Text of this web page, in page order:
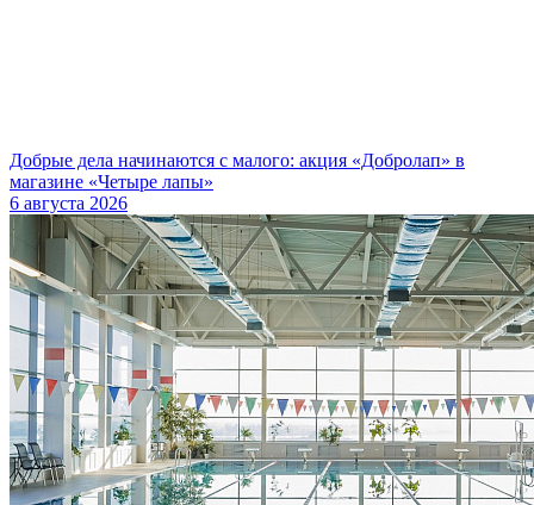
Добрые дела начинаются с малого: акция «Добролап» в
магазине «Четыре лапы»
6 августа 2026